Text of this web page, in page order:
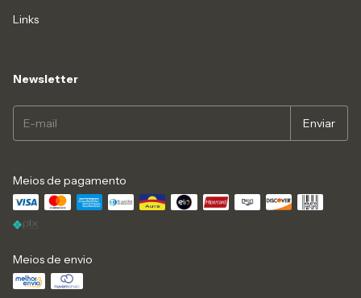
Links
Newsletter
Meios de pagamento
Meios de envio